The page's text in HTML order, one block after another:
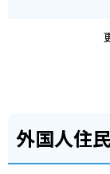
外国人住